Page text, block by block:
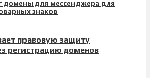
правовую защиту
регистрацию доменов